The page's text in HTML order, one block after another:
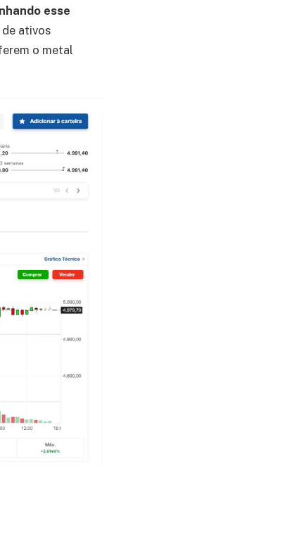
esse
ativos
o metal